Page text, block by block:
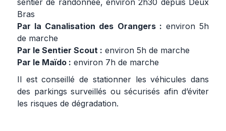
sentier de randonnée, environ 2h30 depuis Deux
Bras
Par la Canalisation des Orangers : environ 5h
de marche
Par le Sentier Scout : environ 5h de marche
Par le Maïdo : environ 7h de marche
Il est conseillé de stationner les véhicules dans
des parkings surveillés ou sécurisés afin d’éviter
les risques de dégradation.